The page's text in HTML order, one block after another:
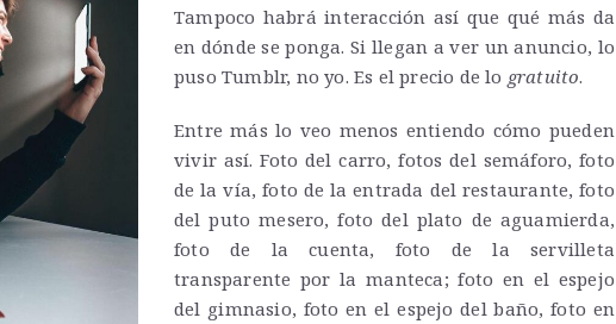
Tampoco habrá interacción así que qué más da
en dónde se ponga. Si llegan a ver un anuncio, lo
puso Tumblr, no yo. Es el precio de lo gratuito.
Entre más lo veo menos entiendo cómo pueden
vivir así. Foto del carro, fotos del semáforo, foto
de la vía, foto de la entrada del restaurante, foto
del puto mesero, foto del plato de aguamierda,
foto de la cuenta, foto de la servilleta
transparente por la manteca; foto en el espejo
del gimnasio, foto en el espejo del baño, foto en